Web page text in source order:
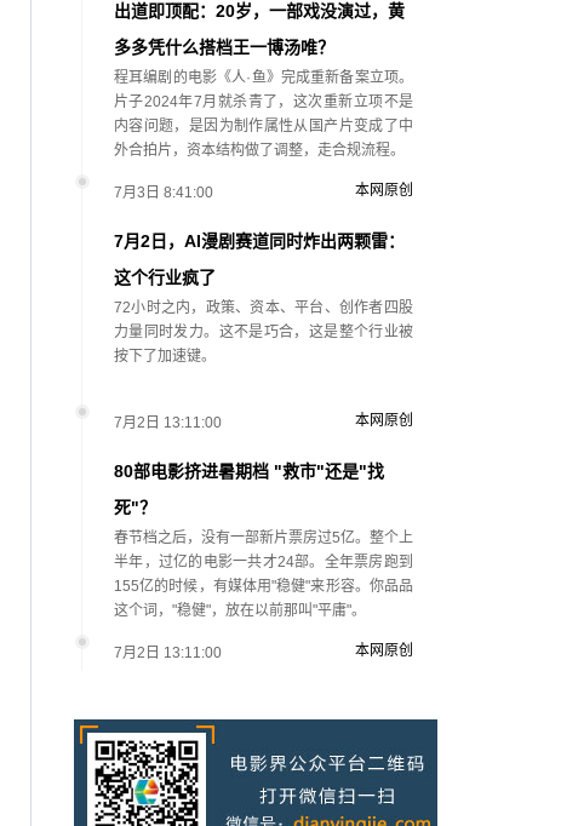
出道即顶配：20岁，一部戏没演过，黄
多多凭什么搭档王一博汤唯？
程耳编剧的电影《人·鱼》完成重新备案立项。
片子2024年7月就杀青了，这次重新立项不是
内容问题，是因为制作属性从国产片变成了中
外合拍片，资本结构做了调整，走合规流程。
7月3日 8:41:00
7月2日，AI漫剧赛道同时炸出两颗雷：
这个行业疯了
72小时之内，政策、资本、平台、创作者四股
力量同时发力。这不是巧合，这是整个行业被
按下了加速键。
本网原创
7月2日 13:11:00
80部电影挤进暑期档 "救市"还是"找
死"？
春节档之后，没有一部新片票房过5亿。整个上
半年，过亿的电影一共才24部。全年票房跑到
155亿的时候，有媒体用"稳健"来形容。你品品
这个词，"稳健"，放在以前那叫"平庸"。
本网原创
7月2日 13:11:00
路
2025年，真人实拍微短剧的上线数量占比约
71%，AI微短剧不到30%。到了2026年第一季
度，这个比例完全倒挂——真人实拍跌到
本网原创